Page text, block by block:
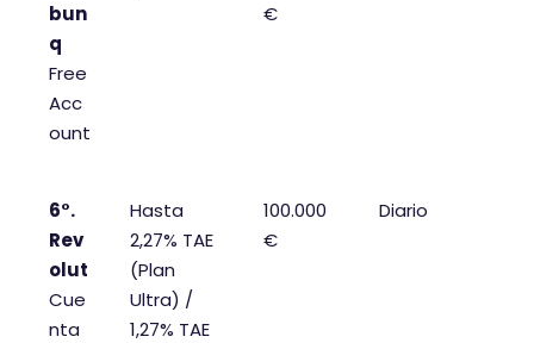
bun
q
Free
Acc
ount
€
6°.
Rev
olut
Cue
nta
Hasta
2,27% TAE
(Plan
Ultra) /
1,27% TAE
100.000
€
Diario